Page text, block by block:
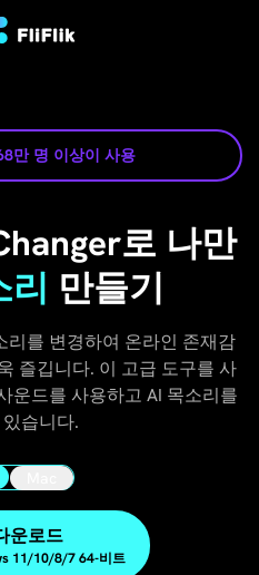
만 명 이상이 사용
로 나만
리 만들기
리를 변경하여 온라인 존재감
즐깁니다. 이 고급 도구를 사
운드를 사용하고 AI 목소리를
습니다.
운로드
11/10/8/7 64-비트